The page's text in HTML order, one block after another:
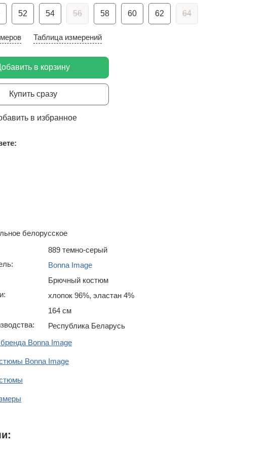
52 54 56 58 60 62 64
Таблица измерений
в корзину
Купить сразу
в избранное
белорусское
889 темно-серый
Bonna Image
Брючный костюм
хлопок 96%, эластан 4%
164 см
Республика Беларусь
Bonna Image
Bonna Image